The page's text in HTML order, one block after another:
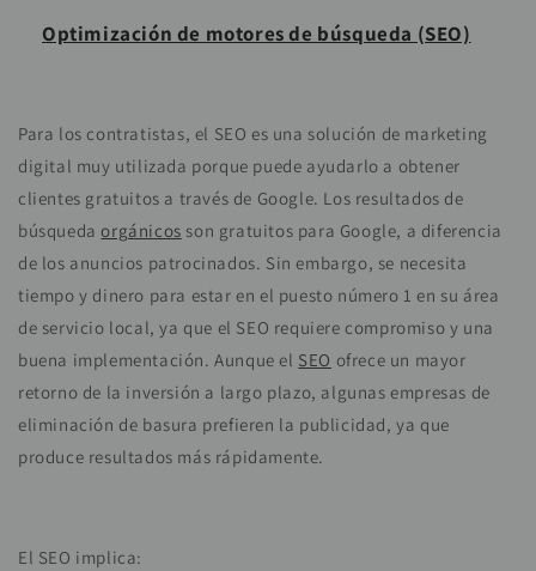
Optimización de motores de búsqueda (SEO)
Para los contratistas, el SEO es una solución de marketing
digital muy utilizada porque puede ayudarlo a obtener
clientes gratuitos a través de Google. Los resultados de
búsquedaorgánicos son gratuitos para Google, a diferencia
de los anuncios patrocinados. Sin embargo, se necesita
tiempo y dinero para estar en el puesto número 1 en su área
de servicio local, ya que el SEO requiere compromiso y una
buena implementación. Aunque el SEO ofrece un mayor
retorno de la inversión a largo plazo, algunas empresas de
eliminación de basura prefieren la publicidad, ya que
produce resultados más rápidamente.
El SEO implica: